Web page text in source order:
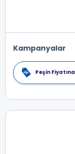
Kampanyalar
Peşin